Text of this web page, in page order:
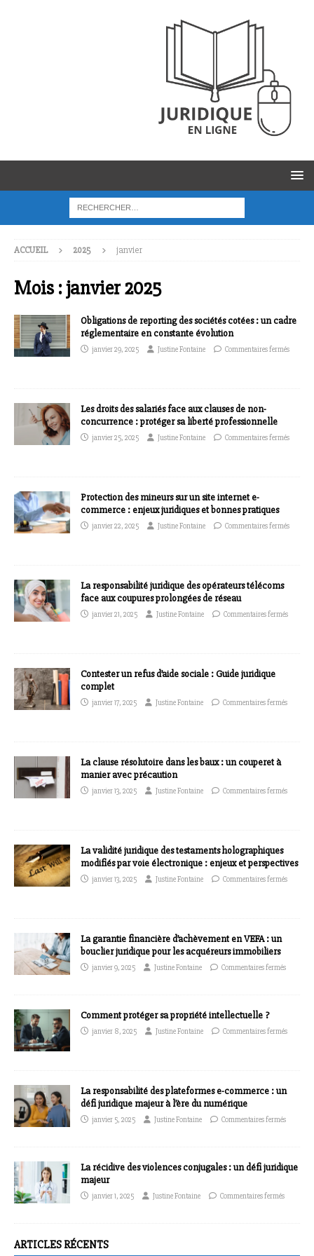
ACCUEIL 2025 janvier
Mois :janvier 2025
Obligations de reporting des sociétés cotées : un cadre
réglementaire en constante évolution
janvier 29, 2025 Justine Fontaine Commentaires fermés
Les droits des salariés face aux clauses de non-
concurrence : protéger sa liberté professionnelle
janvier 25, 2025 Justine Fontaine Commentaires fermés
Protection des mineurs sur un site internet e-
commerce : enjeux juridiques et bonnes pratiques
janvier 22, 2025 Justine Fontaine Commentaires fermés
La responsabilité juridique des opérateurs télécoms
face aux coupures prolongées de réseau
janvier 21, 2025 Justine Fontaine Commentaires fermés
Contester un refus d’aide sociale : Guide juridique
complet
janvier 17, 2025 Justine Fontaine Commentaires fermés
La clause résolutoire dans les baux : un couperet à
manier avec précaution
janvier 13, 2025 Justine Fontaine Commentaires fermés
La validité juridique des testaments holographiques
modifiés par voie électronique : enjeux et perspectives
janvier 13, 2025 Justine Fontaine Commentaires fermés
La garantie financière d’achèvement en VEFA : un
bouclier juridique pour les acquéreurs immobiliers
janvier 9, 2025 Justine Fontaine Commentaires fermés
Comment protéger sa propriété intellectuelle ?
janvier 8, 2025 Justine Fontaine Commentaires fermés
La responsabilité des plateformes e-commerce : un
défi juridique majeur à l’ère du numérique
janvier 5, 2025 Justine Fontaine Commentaires fermés
La récidive des violences conjugales : un défi juridique
majeur
janvier 1, 2025 Justine Fontaine Commentaires fermés
ARTICLES RÉCENTS